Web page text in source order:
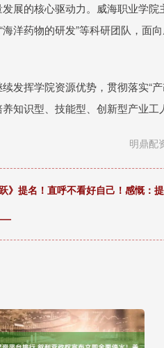
展的核心驱动力。威海职业学
海洋药物的研发”等科研团队，
发挥学院资源优势，贯彻落实“
知识型、技能型、创新型产业工
明鼎配
》提名！直呼不看好自己！感慨：